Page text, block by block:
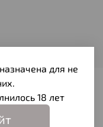
для не
18 лет